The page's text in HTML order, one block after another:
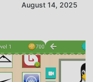
August 14, 2025